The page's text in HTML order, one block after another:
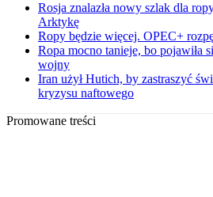
Rosja znalazła nowy szlak dla
Arktykę
Ropy będzie więcej. OPEC+
Ropa mocno tanieje, bo pojawiła
wojny
Iran użył Hutich, by zastraszyć
kryzysu naftowego
Promowane treści